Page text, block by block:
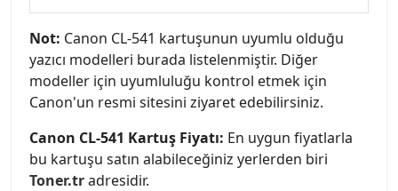
Not: Canon CL-541 kartuşunun uyumlu olduğu
yazıcı modelleri burada listelenmiştir. Diğer
modeller için uyumluluğu kontrol etmek için
Canon'un resmi sitesini ziyaret edebilirsiniz.
Canon CL-541 Kartuş Fiyatı: En uygun fiyatlarla
bu kartuşu satın alabileceğiniz yerlerden biri
Toner.tradresidir.